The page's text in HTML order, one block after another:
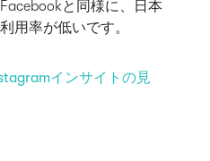
と同様に、日本
用率が低いです。
インサイトの見